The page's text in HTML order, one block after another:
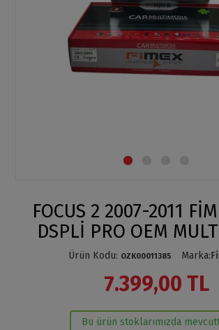
FOCUS 2 2007-2011
DSPLİ PRO OEM
Ürün Kodu: OZK00011385 Marka:
7.399,00 TL
Bu ürün stoklarımızda